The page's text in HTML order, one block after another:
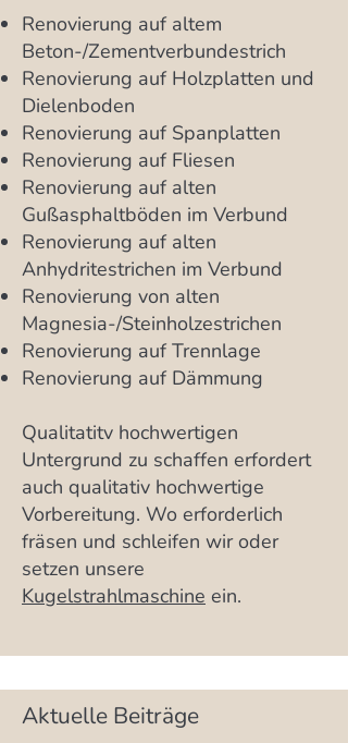
Renovierung auf altem
Beton-/Zementverbundestrich
Renovierung auf Holzplatten und
Dielenboden
Renovierung auf Spanplatten
Renovierung auf Fliesen
Renovierung auf alten
Gußasphaltböden im Verbund
Renovierung auf alten
Anhydritestrichen im Verbund
Renovierung von alten
Magnesia-/Steinholzestrichen
Renovierung auf Trennlage
Renovierung auf Dämmung
Qualitatitv hochwertigen
Untergrund zu schaffen erfordert
auch qualitativ hochwertige
Vorbereitung. Wo erforderlich
fräsen und schleifen wir oder
setzen unsere
Kugelstrahlmaschine ein.
Aktuelle Beiträge